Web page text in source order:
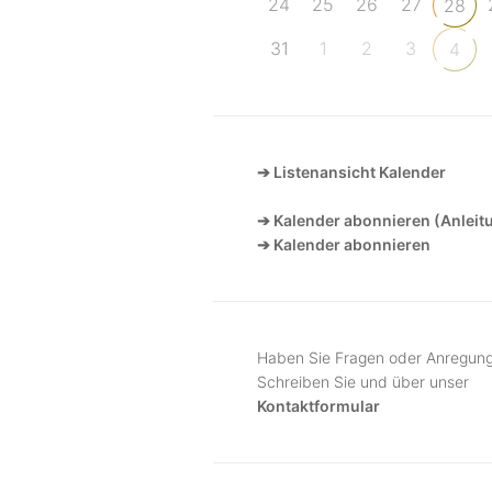
24
25 26 27 28
31
1 2 3 4
➔ Listenansicht Kalender
➔ Kalender abonnieren
➔ Kalender abonnieren
Haben Sie Fragen oder
Schreiben Sie und über unser
Kontaktformular